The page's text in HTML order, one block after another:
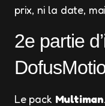
prix, ni la date,
2e partie
Le pack Multiman